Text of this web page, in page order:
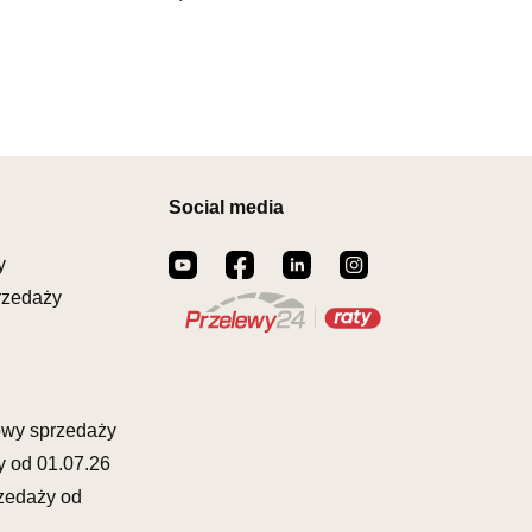
18:00, Sb: 10:00-14:00
1 049,00 zł
Wybierz
TED
4
sprzedaży
od 01.07.26
od
Social media